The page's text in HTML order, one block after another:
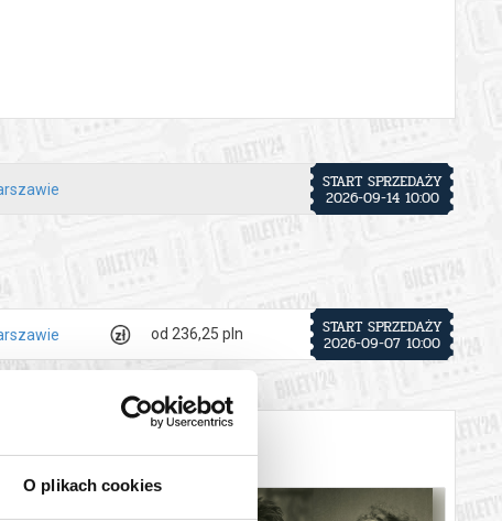
O plikach cookies
START SPRZEDAŻY
2026-09-14 10:00
od 236,25 pln START SPRZEDAŻY
2026-09-07 10:00